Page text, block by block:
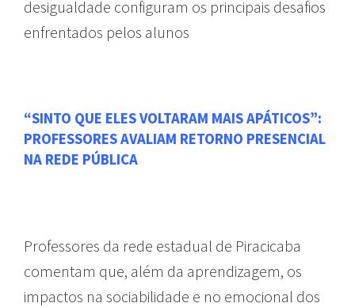
desigualdade configuram os principais desafios
enfrentados pelos alunos
“SINTO QUE ELES VOLTARAM MAIS APÁTICOS”:
PROFESSORES AVALIAM RETORNO PRESENCIAL
NA REDE PÚBLICA
Professores da rede estadual de Piracicaba
comentam que, além da aprendizagem, os
impactos na sociabilidade e no emocional dos